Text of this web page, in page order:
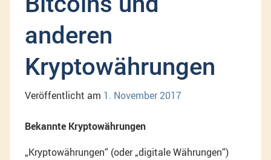
anderen
Kryptowährungen
Veröffentlicht am 1. November 2017
Bekannte Kryptowährungen
„Kryptowährungen“ (oder „digitale Währungen“)